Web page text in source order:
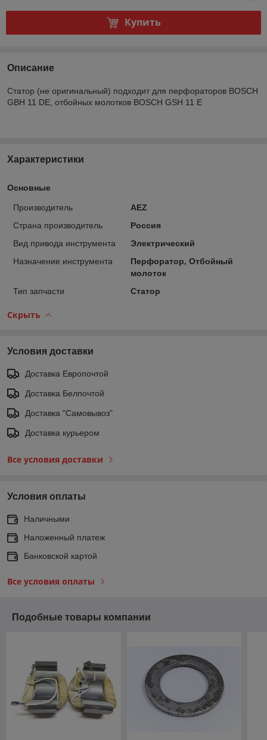
Купить
Описание
Статор (не оригинальный) подходит для перфораторов BOSCH
GBH 11 DE, отбойных молотков BOSCH GSH 11 E
Характеристики
Основные
Производитель
AEZ
Страна производитель
Россия
Вид привода инструмента
Электрический
Назначение инструмента
Перфоратор, Отбойный
молоток
Тип запчасти
Статор
Скрыть
Условия доставки
Доставка Европочтой
Доставка Белпочтой
Доставка "Самовывоз"
Доставка курьером
Все условия доставки
Условия оплаты
Наличными
Наложенный платеж
Банковской картой
Все условия оплаты
Подобные товары компании